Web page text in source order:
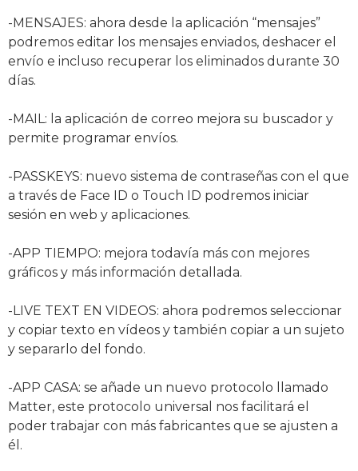
-MENSAJES: ahora desde la aplicación “mensajes”
podremos editar los mensajes enviados, deshacer el
envío e incluso recuperar los eliminados durante 30
días.
-MAIL: la aplicación de correo mejora su buscador y
permite programar envíos.
-PASSKEYS: nuevo sistema de contraseñas con el que
a través de Face ID o Touch ID podremos iniciar
sesión en web y aplicaciones.
-APP TIEMPO: mejora todavía más con mejores
gráficos y más información detallada.
-LIVE TEXT EN VIDEOS: ahora podremos seleccionar
y copiar texto en vídeos y también copiar a un sujeto
y separarlo del fondo.
-APP CASA: se añade un nuevo protocolo llamado
Matter, este protocolo universal nos facilitará el
poder trabajar con más fabricantes que se ajusten a
él.